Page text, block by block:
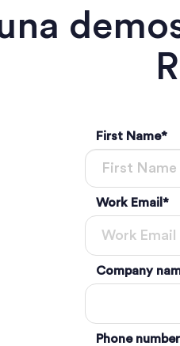
First Name*
Work Email *
Company
Phone number